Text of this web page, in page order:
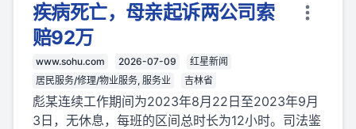
疾病死亡，母亲起诉两公司索
赔92万
www.sohu.com 2026-07-09
红星新闻
居民服务/修理/物业服务, 服务业
吉林省
彪某连续工作期间为2023年8月22日至2023年9月
3日，无休息，每班的区间总时长为12小时。司法鉴